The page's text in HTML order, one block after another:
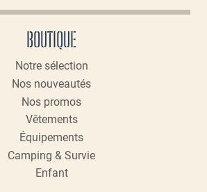
peuvent
BOUTIQUE
Notre sélection
Nos nouveautés
Nos promos
Vêtements
Équipements
Camping & Survie
Enfant